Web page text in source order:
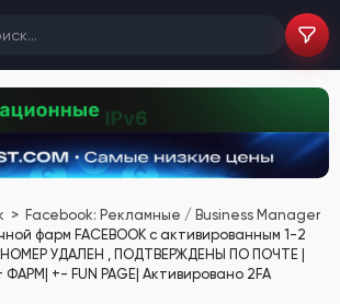
Facebook: Рекламные / Business Manager
фарм FACEBOOK с активированным 1-2
| НОМЕР УДАЛЕН , ПОДТВЕРЖДЕНЫ ПО ПОЧТЕ |
+- FUN PAGE| Активировано 2FA